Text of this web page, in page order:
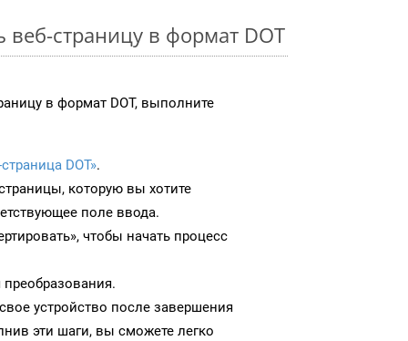
веб-страницу в формат DOT
в формат DOT, выполните
DOT».
которую вы хотите
поле ввода.
чтобы начать процесс
устройство после завершения
эти шаги, вы сможете легко